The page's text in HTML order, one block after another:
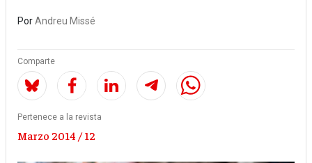
PorAndreu Missé
Comparte
Pertenece a la revista
Marzo 2014 / 12